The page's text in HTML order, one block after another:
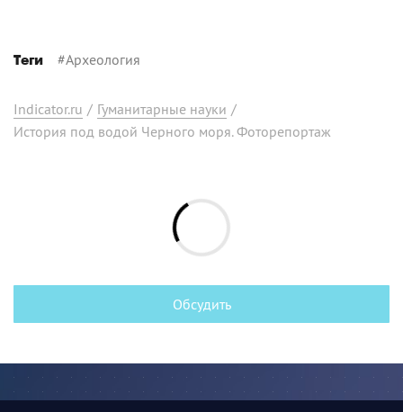
Теги #Археология
Indicator.ru / Гуманитарные науки /
История под водой Черного моря. Фоторепортаж
Обсудить